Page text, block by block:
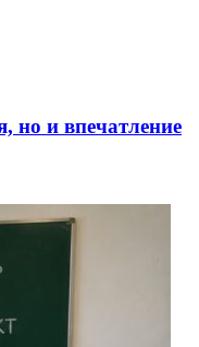
но и впечатление